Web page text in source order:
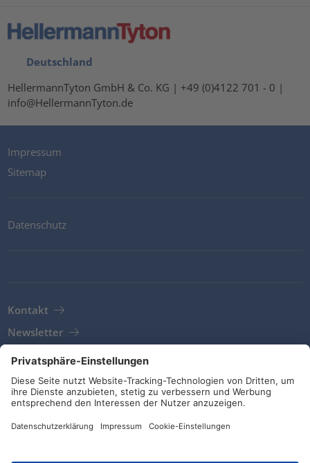
Deutschland
HellermannTyton GmbH & Co. KG | +49 (0)4122 701 - 0 |
info@HellermannTyton.de
Impressum
Sitemap
Datenschutz
Kontakt
Newsletter
AGB
Richtlinien und Bekentnisse